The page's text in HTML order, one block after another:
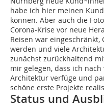
habe ich hier meinen
können. Aber auch die
Corona-Krise vor neue
Reisen war
werden und viele
zunächst zurückhaltend
mir gelegen, dass ich
Architektur verfüge und
schöne erste Projekte
Status und